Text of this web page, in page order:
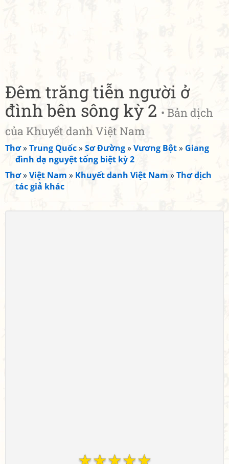
Đêm trăng tiễn người ở
đình bên sông kỳ 2 • Bản dịch
của Khuyết danh Việt Nam
Thơ»Trung Quốc»Sơ Đường»Vương Bột» Giang
đình dạ nguyệt tống biệt kỳ 2
Thơ»Việt Nam » Khuyết danh Việt Nam »Thơ dịch
tác giả khác